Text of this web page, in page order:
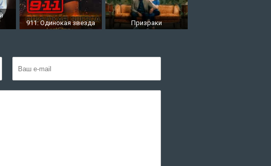
911: Одинокая звезда Призраки